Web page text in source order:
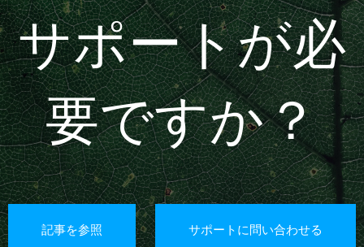
サポートが必
要ですか？
記事を参照 サポートに問い合わせる